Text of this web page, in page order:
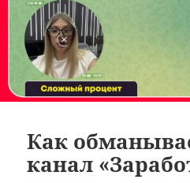
Как
канал